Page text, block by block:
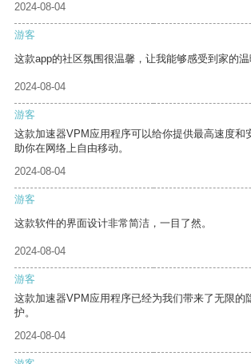
2024-08-04
游客
这款app的社区氛围很温馨，让我能够感受到家的温
2024-08-04
游客
这款加速器VPM应用程序可以给你提供最高速度和
助你在网络上自由移动。
2024-08-04
游客
这款软件的界面设计非常简洁，一目了然。
2024-08-04
游客
这款加速器VPM应用程序已经为我们带来了无限的
护。
2024-08-04